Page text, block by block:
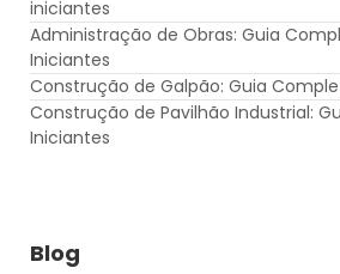
iniciantes
Administração de Obras: Guia
Iniciantes
Construção de Galpão: Guia
Construção de Pavilhão Industrial:
Iniciantes
Blog